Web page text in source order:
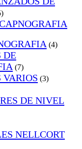
(4)
DE
(7)
VARIOS (3)
DE NIVEL
NELLCORT